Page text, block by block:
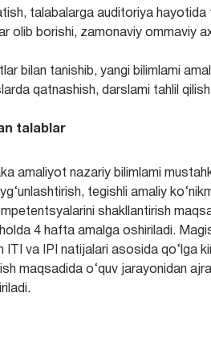
talabalarga auditoriya hayotida
olib borishi, zamonaviy ommaviy
bilan tanishib, yangi bilimlami
qatnashish, darslami tahlil
talablar
amaliyot nazariy bilimlami
tegishli amaliy
shakllantirish
4 hafta amalga oshiriladi.
va IPI natijalari asosida qo‘lga
maqsadida o‘quv jarayonidan